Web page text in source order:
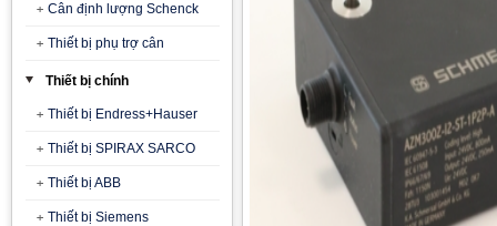
Cân định lượng Schenck
Thiết bị phụ trợ cân
Thiết bị chính
Thiết bị Endress+Hauser
Thiết bị SPIRAX SARCO
Thiết bị ABB
Thiết bị Siemens